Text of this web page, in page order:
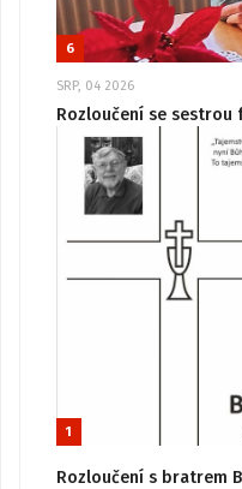
6
SRP, 04 2026
Rozloučení se sestrou
1
Rozloučení s bratrem